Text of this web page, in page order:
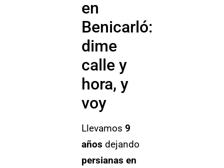
en
Benicarló:
dime
calle y
hora, y
voy
Llevamos 9
años dejando
persianas en